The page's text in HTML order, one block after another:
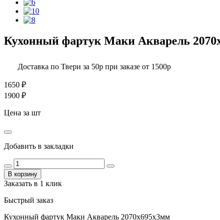
Кухонный фартук Маки Акварель
Доставка по Твери за 50р при заказе от 1500р
1650 ₽
1900 ₽
Цена за шт
Добавить в закладки
В корзину
Заказать в 1 клик
Быстрый заказ
Кухонный фартук Маки Акварель 2070х695х3мм